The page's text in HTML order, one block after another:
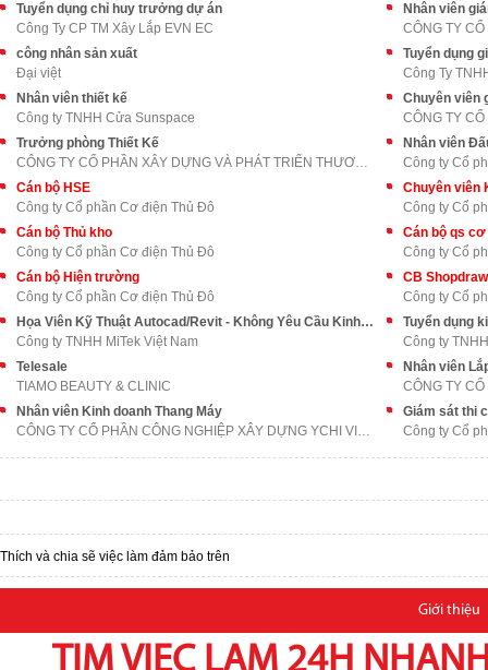
Tuyển dụng chỉ huy trưởng dự án
Công Ty CP TM Xây Lắp EVN EC
Nhân viên
CÔNG TY
công nhân sản xuất
Đại việt
Tuyển dụng
Công Ty
Nhân viên thiết kế
Công ty TNHH Cửa Sunspace
Chuyên viên
CÔNG TY
Trưởng phòng Thiết Kế
CÔNG TY CỔ PHẦN XÂY DỰNG VÀ PHÁT TRIỂN THƯƠNG MẠI
Nhân viên
Công ty Cổ
Cán bộ HSE
Công ty Cổ phần Cơ điện Thủ Đô
Chuyên viên
Công ty Cổ
Cán bộ Thủ kho
Công ty Cổ phần Cơ điện Thủ Đô
Cán bộ qs cơ
Công ty Cổ
Cán bộ Hiện trường
Công ty Cổ phần Cơ điện Thủ Đô
CB
Công ty Cổ
Họa Viên Kỹ Thuật Autocad/Revit - Không Yêu Cầu Kinh Nghiệm
Công ty TNHH MiTek Việt Nam
Tuyển dụng
Công ty
Telesale
TIAMO BEAUTY & CLINIC
Nhân viên
Nhân viên Kinh doanh Thang Máy
CÔNG TY CỔ PHẦN CÔNG NGHIỆP XÂY DỰNG YCHI VIỆT NAM
Giám sát thi
Công ty Cổ
Thích và chia sẽ việc làm đảm bảo trên
Giới thiệu